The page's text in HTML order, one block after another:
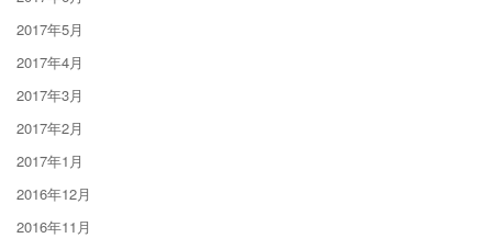
2017年5月
2017年4月
2017年3月
2017年2月
2017年1月
2016年12月
2016年11月